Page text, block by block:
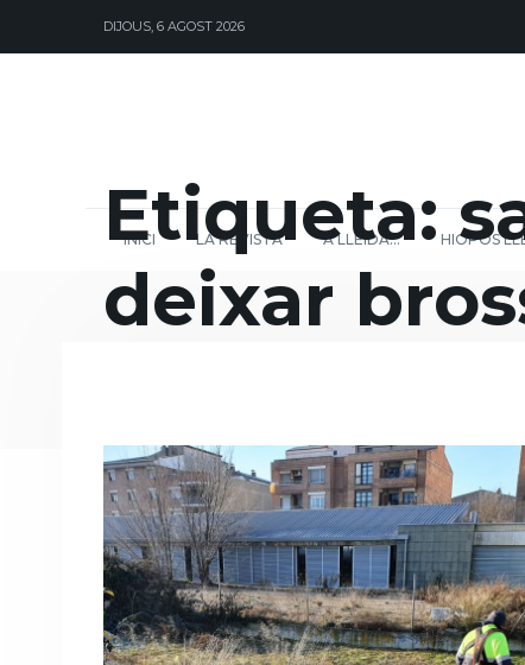
DIJOUS, 6 AGOST 2026
INICI LA REVISTA A LLEIDA… HIOPOS
Etiqueta:
deixar